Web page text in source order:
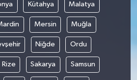
Kütahya Malatya
Mersin Muğla
Niğde Ordu
Rize Sakarya Samsun